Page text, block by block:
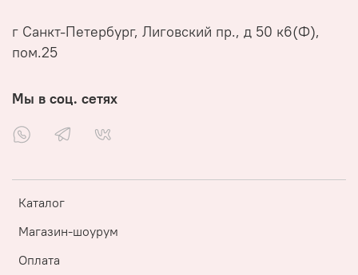
Каталог
Магазин-шоурум
Оплата
г Санкт-Петербург, Лиговский пр., д 50 к6(Ф),
пом.25
Мы в соц. сетях